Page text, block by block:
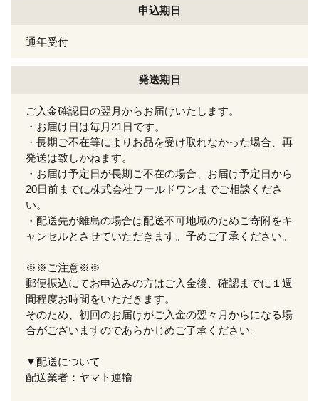
申込期日
通年受付
発送期日
ご入金確認日の翌月からお届けいたします。
・お届け日は毎月21日です。
・長期ご不在等によりお品を受け取れなかった場合、再
発送は致しかねます。
・お届け予定日が長期ご不在の場合、お届け予定日から
20日前までに株式会社ワールドワンまでご相談くださ
い。
・配送先が離島の場合は配送不可地域のためご寄附をキ
ャンセルとさせていただきます。予めご了承ください。
※※ご注意※※
郵便振込にてお申込みの方はご入金後、確認までに１週
間程度お時間をいただきます。
そのため、初回のお届けがご入金の翌々月からになる場
合がございますのであらかじめご了承ください。
▼配送について
配送業者：ヤマト運輸